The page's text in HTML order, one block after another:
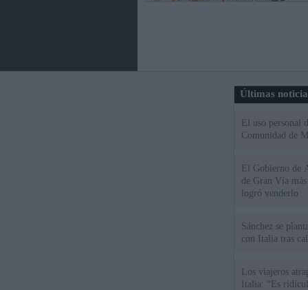
Últimas
El uso personal
Comunidad de
El Gobierno de
de Gran Vía
logró venderlo
Sánchez se
con Italia tras
Los viajeros
Italia: “Es